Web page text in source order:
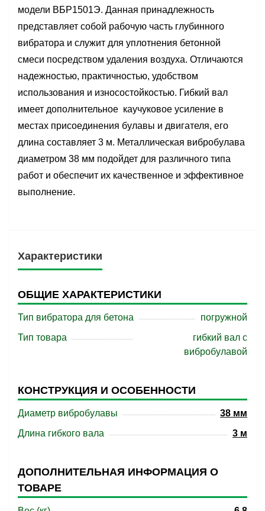
модели ВБР1501Э. Данная принадлежность
представляет собой рабочую часть глубинного
вибратора и служит для уплотнения бетонной
смеси посредством удаления воздуха. Отличаются
надежностью, практичностью, удобством
использования и износостойкостью. Гибкий вал
имеет дополнительное каучукoвое усилeние в
мeстах присоединeния булавы и двигателя, его
длина составляет 3 м. Металлическая вибробулава
диаметром 38 мм подойдет для различного типа
работ и обеспечит их качественное и эффективное
выполнение.
Характеристики
ОБЩИЕ ХАРАКТЕРИСТИКИ
Тип вибратора для бетона
погружной
Тип товара
гибкий вал с
вибробулавой
КОНСТРУКЦИЯ И ОСОБЕННОСТИ
Диаметр вибробулавы
38 мм
Длина гибкого вала
3 м
ДОПОЛНИТЕЛЬНАЯ ИНФОРМАЦИЯ О
ТОВАРЕ